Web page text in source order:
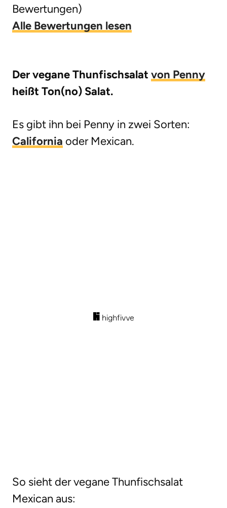
Bewertungen)
Alle Bewertungen lesen
Der vegane Thunfischsalat von Penny
heißt Ton(no) Salat.
Es gibt ihn bei Penny in zwei Sorten:
California oder Mexican.
So sieht der vegane Thunfischsalat
Mexican aus: